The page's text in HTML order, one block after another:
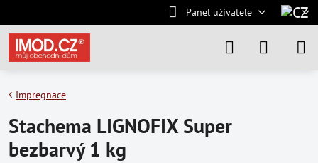
Panel uživatele
Impregnace
Stachema LIGNOFIX Super
bezbarvý 1 kg